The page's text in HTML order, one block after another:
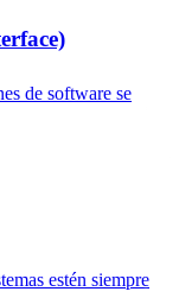
de software se
estén siempre